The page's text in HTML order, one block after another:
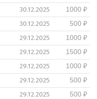
30.12.2025
1000 ₽
30.12.2025
500 ₽
29.12.2025
1000 ₽
29.12.2025
1500 ₽
29.12.2025
1000 ₽
29.12.2025
500 ₽
29.12.2025
500 ₽